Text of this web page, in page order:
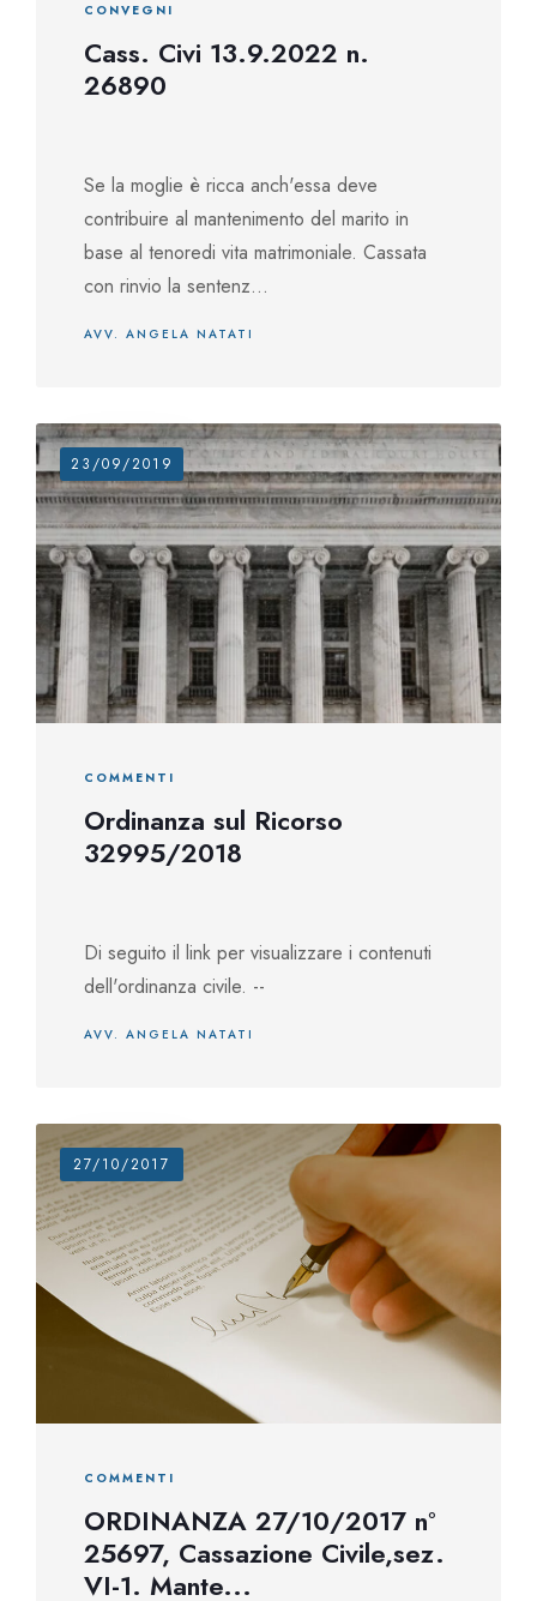
CONVEGNI
Cass. Civi 13.9.2022 n.
26890
Se la moglie è ricca anch'essa deve
contribuire al mantenimento del marito in
base al tenoredi vita matrimoniale. Cassata
con rinvio la sentenz...
AVV. ANGELA NATATI
23/09/2019
COMMENTI
Ordinanza sul Ricorso
32995/2018
Di seguito il link per visualizzare i contenuti
dell'ordinanza civile. --
AVV. ANGELA NATATI
27/10/2017
COMMENTI
ORDINANZA 27/10/2017 n°
25697, Cassazione Civile,sez.
VI-1. Mante...